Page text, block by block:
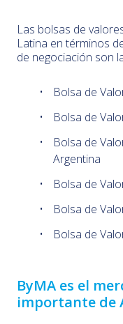
Las bolsas de
Latina en términos
de negociación son
Bolsa de
Bolsa de
Bolsa de
Argentina
Bolsa de
Bolsa de
Bolsa de
ByMA es el
importante de